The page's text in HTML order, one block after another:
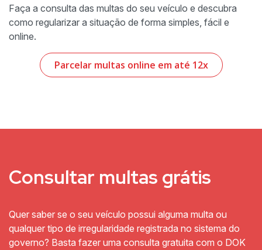
Faça a consulta das multas do seu veículo e descubra
como regularizar a situação de forma simples, fácil e
online.
Parcelar multas online em até 12x
Consultar multas grátis
Quer saber se o seu veículo possui alguma multa ou
qualquer tipo de irregularidade registrada no sistema do
governo? Basta fazer uma consulta gratuita com o DOK